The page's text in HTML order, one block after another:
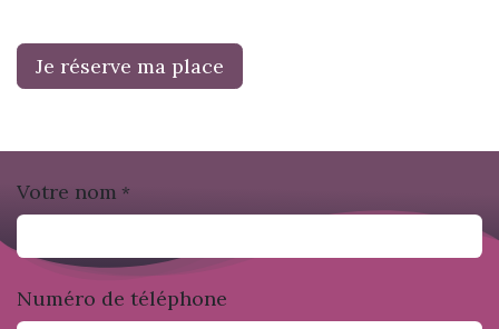
Je réserve ma place
Votre nom *
Numéro de téléphone